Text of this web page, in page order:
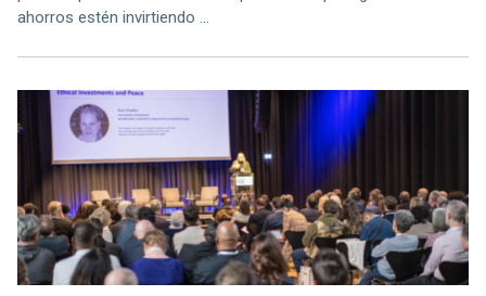
ahorros estén invirtiendo ...